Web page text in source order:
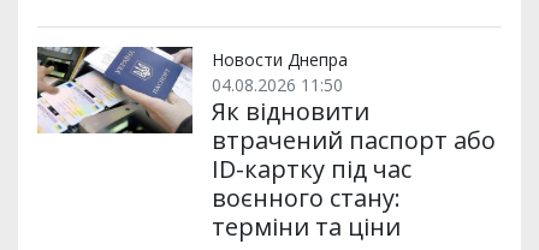
Новости Днепра
04.08.2026 11:50
Як відновити
втрачений паспорт або
ID-картку під час
воєнного стану:
терміни та ціни